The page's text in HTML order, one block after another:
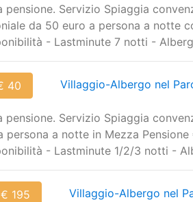
pensione. Servizio Spiaggia
da 50 euro a persona a notte
- Lastminute 7 notti -
40 Villaggio-Albergo nel
pensione. Servizio Spiaggia
persona a notte in Mezza Pensione
- Lastminute 1/2/3 notti -
195 Villaggio-Albergo nel